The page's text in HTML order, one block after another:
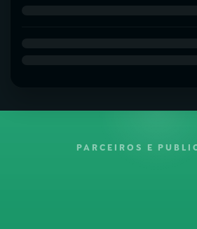
PARCEIROS E